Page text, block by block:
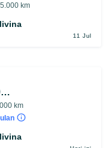
km
11 Jul
Rp 120.000.000
km